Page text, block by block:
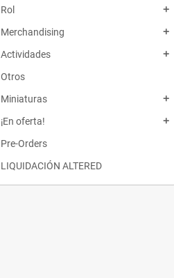
Rol add
Merchandising add
Actividades add
Otros
Miniaturas
add
¡En oferta! add
Pre-Orders
LIQUIDACIÓN ALTERED